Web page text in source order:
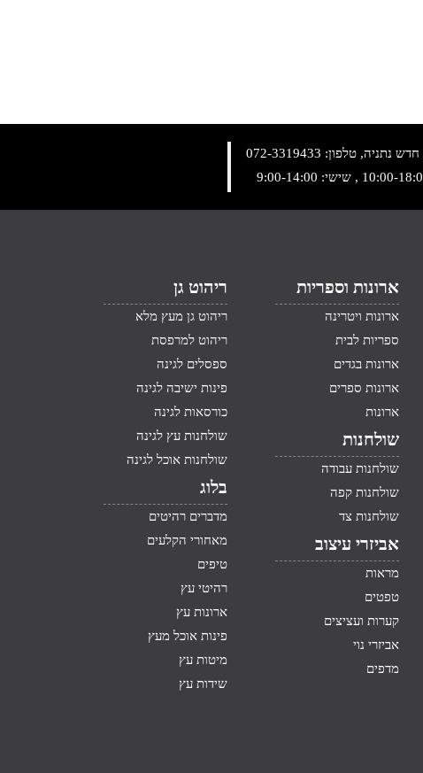
072-3319433
ארונות וספריות
ארונות ויטרינה
ספריות לבית
ארונות בגדים
ארונות ספרים
ארונות
שולחנות
שולחנות עבודה
שולחנות קפה
שולחנות צד
אביזרי עיצוב
מראות
טפטים
קערות ועציצים
אביזרי נוי
מדפים
ריהוט גן
ריהוט גן מעץ מלא
ריהוט למרפסת
ספסלים לגינה
פינות ישיבה לגינה
כורסאות לגינה
שולחנות עץ לגינה
שולחנות אוכל לגינה
בלוג
מדברים רהיטים
מאחורי הקלעים
טיפים
רהיטי עץ
ארונות עץ
פינות אוכל מעץ
מיטות עץ
שידות עץ